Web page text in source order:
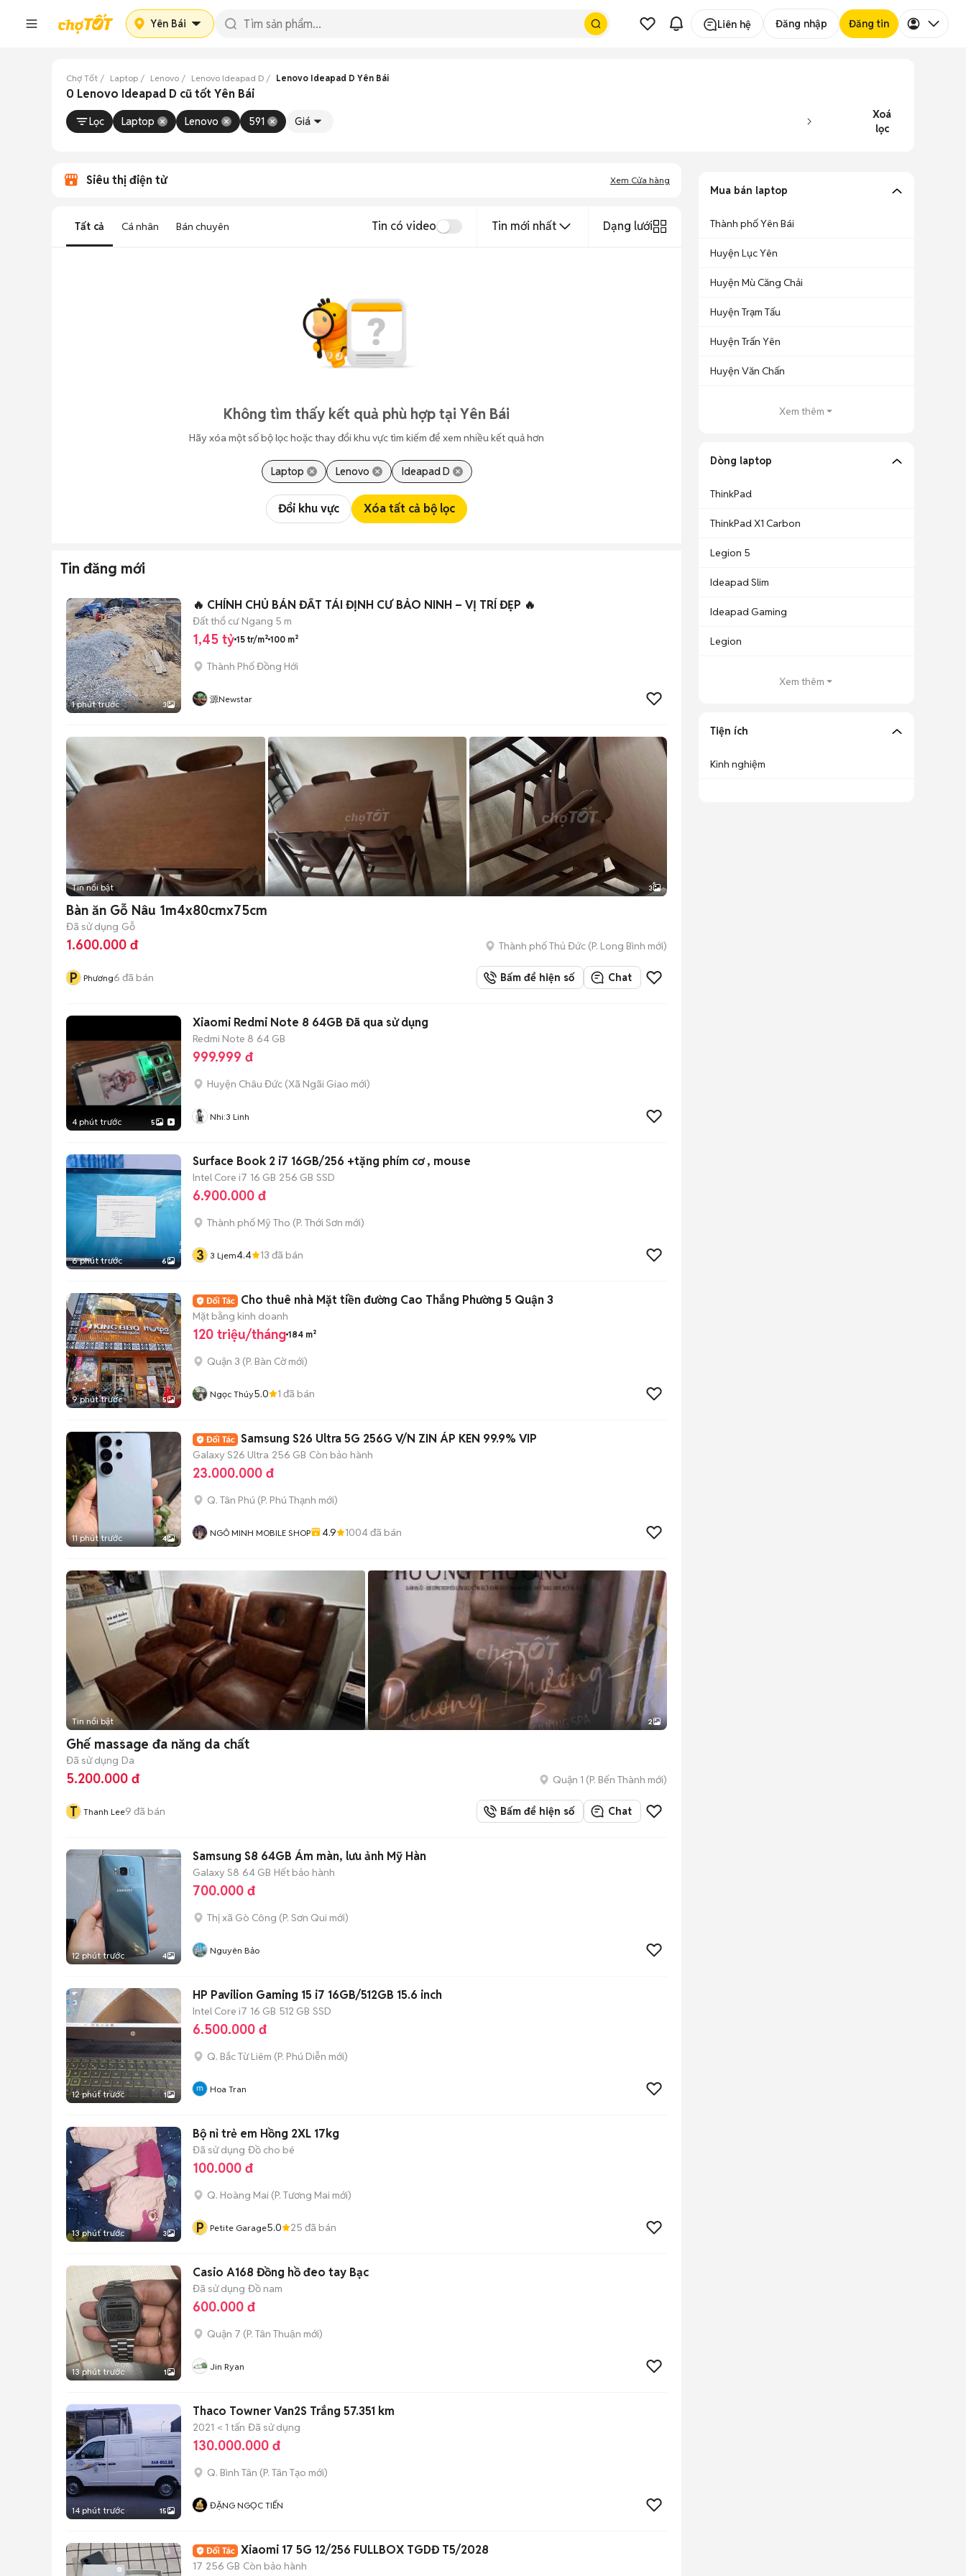
Yên Bái Liên hệ Đăng nhập Đăng tin
Chợ Tốt Laptop Lenovo Lenovo Ideapad D Lenovo Ideapad D Yên Bái
0 Lenovo Ideapad D cũ tốt Yên Bái
Lọc Laptop Lenovo 591 Giá
Xoá
lọc
Siêu thị điện tử Xem Cửa hàng
Tất cả Cá nhân Bán chuyên Tin có video Tin mới nhất Dạng lưới
Không tìm thấy kết quả phù hợp tại Yên Bái
Hãy xóa một số bộ lọc hoặc thay đổi khu vực tìm kiếm để xem nhiều kết quả hơn
Laptop Lenovo Ideapad D
Đổi khu vực Xóa tất cả bộ lọc
Tin đăng mới
1 phút trước 3
🔥 CHÍNH CHỦ BÁN ĐẤT TÁI ĐỊNH CƯ BẢO NINH – VỊ TRÍ ĐẸP 🔥
Đất thổ cư Ngang 5 m
1,45 tỷ 15 tr/m² 100 m²
Thành Phố Đồng Hới
源Newstar
Tin nổi bật 3
Bàn ăn Gỗ Nâu 1m4x80cmx75cm
Đã sử dụng Gỗ
1.600.000 đ Thành phố Thủ Đức (P. Long Bình mới)
P Phương6 đã bán Bấm để hiện số Chat
4 phút trước 5
Xiaomi Redmi Note 8 64GB Đã qua sử dụng
Redmi Note 8 64 GB
999.999 đ
Huyện Châu Đức (Xã Ngãi Giao mới)
Nhi:3 Linh
6 phút trước 6
Surface Book 2 i7 16GB/256 +tặng phím cơ , mouse
Intel Core i7 16 GB 256 GB SSD
6.900.000 đ
Thành phố Mỹ Tho (P. Thới Sơn mới)
3 3 Ljem4.4 13 đã bán
9 phút trước 5
Cho thuê nhà Mặt tiền đường Cao Thắng Phường 5 Quận 3
Mặt bằng kinh doanh
120 triệu/tháng 184 m²
Quận 3 (P. Bàn Cờmới)
Ngọc Thúy5.0 1 đã bán
11 phút trước 4
Samsung S26 Ultra 5G 256G V/N ZIN ÁP KEN 99.9% VIP
Galaxy S26 Ultra 256 GB Còn bảo hành
23.000.000 đ
Q. Tân Phú (P. Phú Thạnh mới)
NGÔ MINH MOBILE SHOP 4.9 1004đã bán
Tin nổi bật 2
Ghế massage đa năng da chất
Đã sử dụng Da
5.200.000 đ Quận 1 (P. Bến Thành mới)
T Thanh Lee9 đã bán Bấm để hiện số Chat
12 phút trước 4
Samsung S8 64GB Ám màn, lưu ảnh Mỹ Hàn
Galaxy S8 64 GB Hết bảo hành
700.000 đ
Thị xã Gò Công (P. Sơn Qui mới)
Nguyên Bảo
12 phút trước 1
HP Pavilion Gaming 15 i7 16GB/512GB 15.6 inch
Intel Core i7 16 GB 512 GB SSD
6.500.000 đ
Q. Bắc Từ Liêm (P. Phú Diễn mới)
Hoa Tran
13 phút trước 3
Bộ nỉ trẻ em Hồng 2XL 17kg
Đã sử dụng Đồ cho bé
100.000 đ
Q. Hoàng Mai (P. Tương Mai mới)
P Petite Garage5.0 25 đã bán
13 phút trước 1
Casio A168 Đồng hồ đeo tay Bạc
Đã sử dụng Đồ nam
600.000 đ
Quận 7 (P. Tân Thuận mới)
Jin Ryan
14 phút trước 15
Thaco Towner Van2S Trắng 57.351 km
2021 < 1 tấn Đã sử dụng
130.000.000 đ
Q. Bình Tân (P. Tân Tạo mới)
ĐẶNG NGỌC TIẾN
Xiaomi 17 5G 12/256 FULLBOX TGDĐ T5/2028
17 256 GB Còn bảo hành
Mua bán laptop
Thành phố Yên Bái
Huyện Lục Yên
Huyện Mù Căng Chải
Huyện Trạm Tấu
Huyện Trấn Yên
Huyện Văn Chấn
Xem thêm
Dòng laptop
ThinkPad
ThinkPad X1 Carbon
Legion 5
Ideapad Slim
Ideapad Gaming
Legion
Xem thêm
Tiện ích
Kinh nghiệm